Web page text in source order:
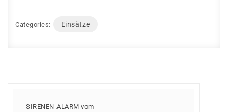
Categories: Einsätze
SIRENEN-ALARM vom